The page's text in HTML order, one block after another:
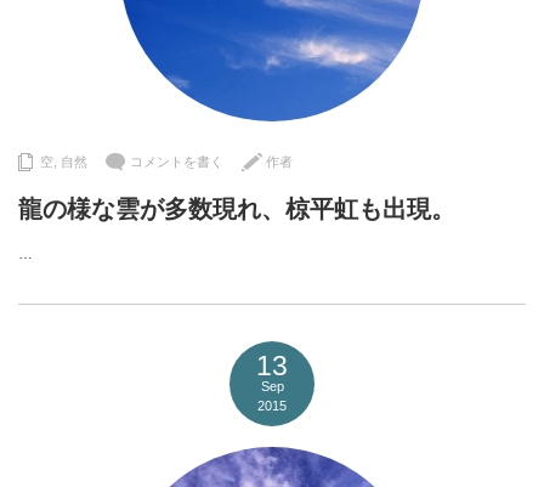
空 自然 コメントを書く 作者
龍の様な雲が多数現れ、椋平虹も出現。
…
13
Sep
2015